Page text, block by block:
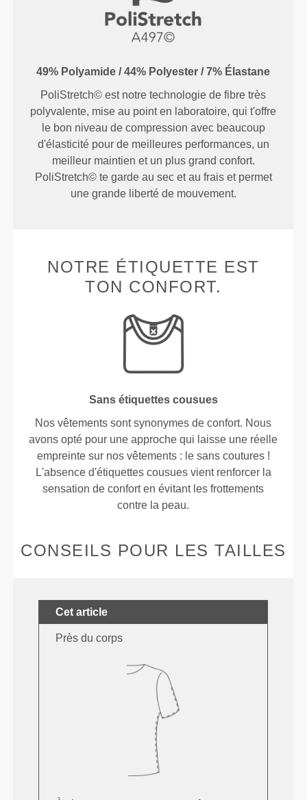
49% Polyamide / 44% Polyester / 7% Élastane
PoliStretch© est notre technologie de fibre très
polyvalente, mise au point en laboratoire, qui t'offre
le bon niveau de compression avec beaucoup
d'élasticité pour de meilleures performances, un
meilleur maintien et un plus grand confort.
PoliStretch© te garde au sec et au frais et permet
une grande liberté de mouvement.
NOTRE ÉTIQUETTE EST
TON CONFORT.
Sans étiquettes cousues
Nos vêtements sont synonymes de confort. Nous
avons opté pour une approche qui laisse une réelle
empreinte sur nos vêtements : le sans coutures !
L'absence d'étiquettes cousues vient renforcer la
sensation de confort en évitant les frottements
contre la peau.
CONSEILS POUR LES TAILLES
Cet article
Près du corps